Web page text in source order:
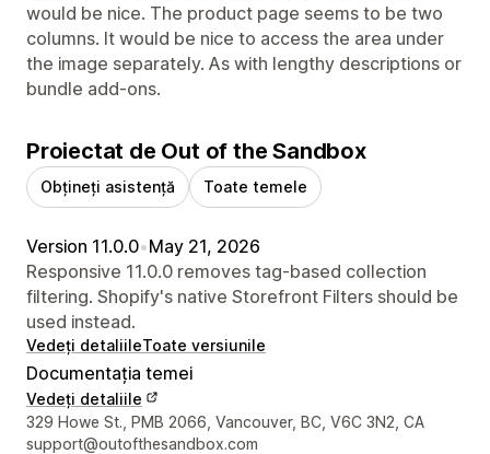
would be nice. The product page seems to be two
columns. It would be nice to access the area under
the image separately. As with lengthy descriptions or
bundle add-ons.
Proiectat de Out of the Sandbox
Obțineți asistență Toate temele
Version 11.0.0•May 21, 2026
Responsive 11.0.0 removes tag-based collection
filtering. Shopify's native Storefront Filters should be
used instead.
Vedeți detaliileToate versiunile
Documentația temei
Vedeți detaliile
Detaliile de contact ale designerului
329 Howe St., PMB 2066, Vancouver, BC, V6C 3N2, CA
support@outofthesandbox.com